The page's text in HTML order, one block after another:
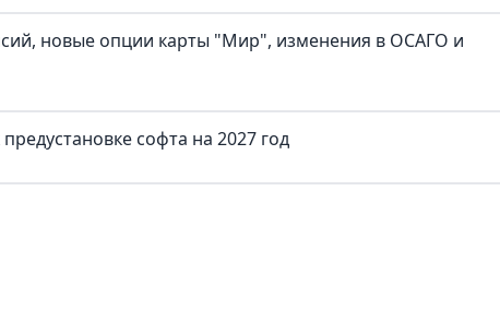
новые опции карты "Мир", изменения в ОСАГО и
софта на 2027 год